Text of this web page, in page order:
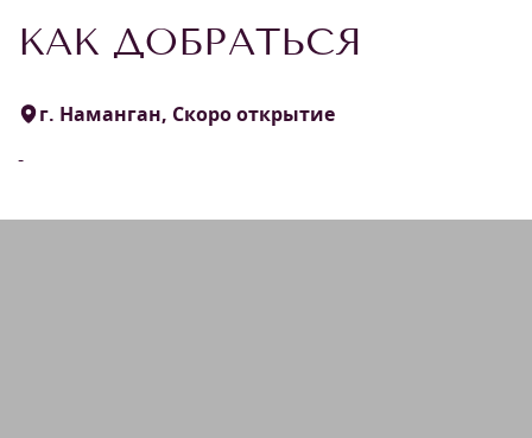
КАК ДОБРАТЬСЯ
г. Наманган, Скоро открытие
-